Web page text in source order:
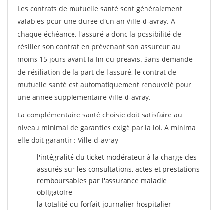
Les contrats de mutuelle santé sont généralement
valables pour une durée d'un an Ville-d-avray. A
chaque échéance, l'assuré a donc la possibilité de
résilier son contrat en prévenant son assureur au
moins 15 jours avant la fin du préavis. Sans demande
de résiliation de la part de l'assuré, le contrat de
mutuelle santé est automatiquement renouvelé pour
une année supplémentaire Ville-d-avray.
La complémentaire santé choisie doit satisfaire au
niveau minimal de garanties exigé par la loi. A minima
elle doit garantir : Ville-d-avray
l'intégralité du ticket modérateur à la charge des
assurés sur les consultations, actes et prestations
remboursables par l'assurance maladie
obligatoire
la totalité du forfait journalier hospitalier